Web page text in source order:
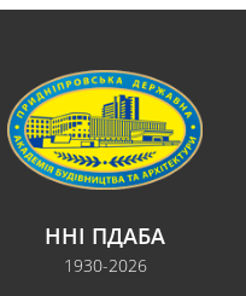
ННІ ПДАБА
1930-2026